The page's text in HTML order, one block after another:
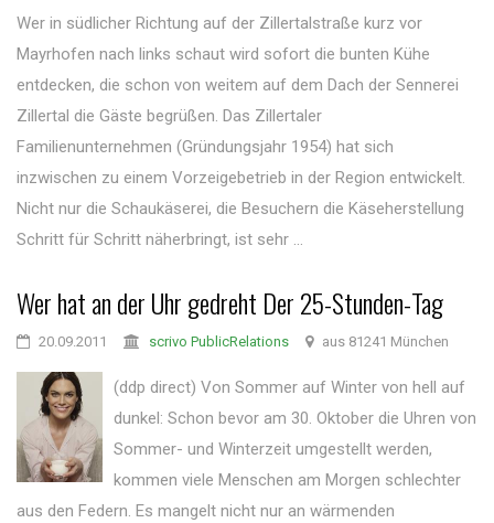
Wer in südlicher Richtung auf der Zillertalstraße kurz vor
Mayrhofen nach links schaut wird sofort die bunten Kühe
entdecken, die schon von weitem auf dem Dach der Sennerei
Zillertal die Gäste begrüßen. Das Zillertaler
Familienunternehmen (Gründungsjahr 1954) hat sich
inzwischen zu einem Vorzeigebetrieb in der Region entwickelt.
Nicht nur die Schaukäserei, die Besuchern die Käseherstellung
Schritt für Schritt näherbringt, ist sehr ...
Wer hat an der Uhr gedreht Der 25-Stunden-Tag
20.09.2011 scrivo PublicRelations aus 81241 München
(ddp direct) Von Sommer auf Winter von hell auf
dunkel: Schon bevor am 30. Oktober die Uhren von
Sommer- und Winterzeit umgestellt werden,
kommen viele Menschen am Morgen schlechter
aus den Federn. Es mangelt nicht nur an wärmenden